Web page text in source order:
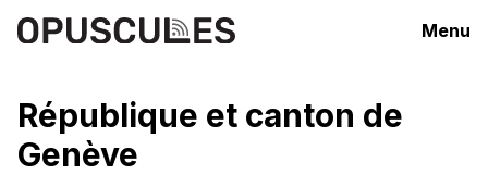
Menu
République et canton de
Genève